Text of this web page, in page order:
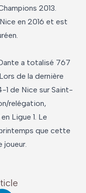
2013.
en 2016 et est
a totalisé 767
de la dernière
1 de Nice sur Saint-
relégation,
Ligue 1. Le
que cette
joueur.